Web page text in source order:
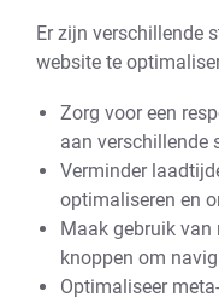
Er zijn verschillende
website te
Zorg voor een
aan verschillende
Verminder
optimaliseren en
Maak gebruik van
knoppen om
Optimaliseer